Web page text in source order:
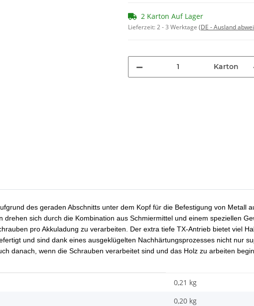
2 Karton Auf Lager
Lieferzeit:2 - 3 Werktage (DE - Ausland
Karton
des geraden Abschnitts unter dem Kopf für die Befestigung von Metall
sich durch die Kombination aus Schmiermittel und einem speziellen
pro Akkuladung zu verarbeiten. Der extra tiefe TX-Antrieb bietet viel
und sind dank eines ausgeklügelten Nachhärtungsprozesses nicht nur
danach, wenn die Schrauben verarbeitet sind und das Holz zu arbeiten
0,21 kg
0,20 kg